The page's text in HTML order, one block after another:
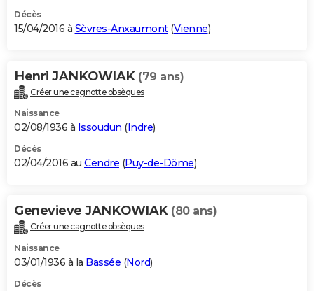
Décès
15/04/2016 à Sèvres-Anxaumont(Vienne)
Henri JANKOWIAK (79 ans)
Créer une cagnotte obsèques
Naissance
02/08/1936 à Issoudun (Indre)
Décès
02/04/2016 au Cendre (Puy-de-Dôme)
Genevieve JANKOWIAK (80 ans)
Créer une cagnotte obsèques
Naissance
03/01/1936 à la Bassée (Nord)
Décès